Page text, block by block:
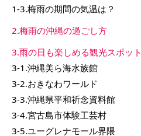
1-3.梅雨の期間の気温は？
2.梅雨の沖縄の過ごし方
3.雨の日も楽しめる観光スポット
3-1.沖縄美ら海水族館
3-2.おきなわワールド
3-3.沖縄県平和祈念資料館
3-4.宮古島市体験工芸村
3-5.ユーグレナモール界隈